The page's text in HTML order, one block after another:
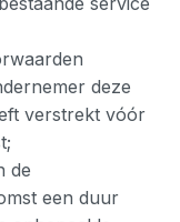
deze
verstrekt vóór
de
een duur